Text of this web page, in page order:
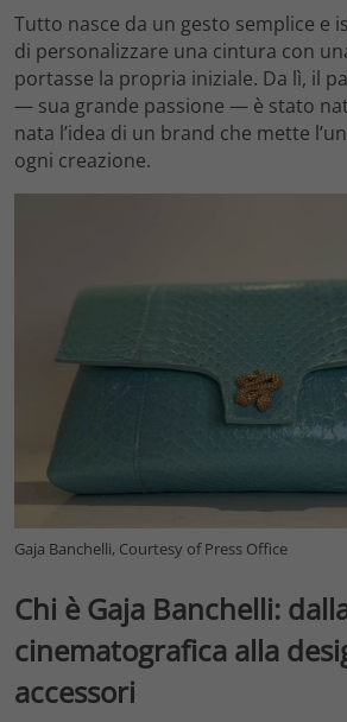
Tutto nasce da un gesto semplice e
di personalizzare una cintura con
portasse la propria iniziale. Da lì, il
— sua grande passione — è stato
nata l’idea di un brand che mette
ogni creazione.
Gaja Banchelli, Courtesy of Press Office
Chi è Gaja Banchelli:
cinematografica alla
accessori